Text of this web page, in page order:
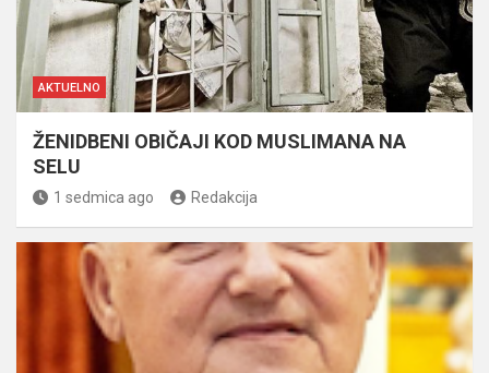
AKTUELNO
ŽENIDBENI OBIČAJI KOD MUSLIMANA NA
SELU
1 sedmica ago Redakcija